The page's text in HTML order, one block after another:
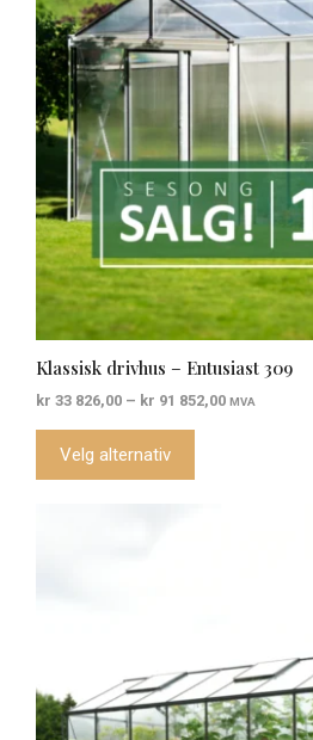
Klassisk drivhus – Entusiast 309
kr 33 826,00 – kr 91 852,00Prisområde:
MVA
Velg alternativ
Alternativene
kan
velges
på
produktsiden
velges
på